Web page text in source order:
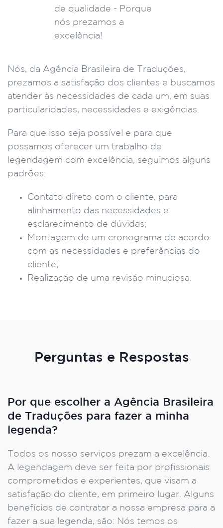
Nós, da Agência Brasileira de Traduções,
prezamos a satisfação dos clientes e buscamos
atender às necessidades de cada um, em suas
particularidades, necessidades e exigências.
Para que isso seja possível e para que
possamos oferecer um trabalho de
legendagem com excelência, seguimos alguns
padrões:
Contato direto com o cliente, para
alinhamento das necessidades e
esclarecimento de dúvidas;
Montagem de um cronograma de acordo
com as necessidades e preferências do
cliente;
Realização de uma revisão minuciosa.
Perguntas e Respostas
Por que escolher a Agência Brasileira
de Traduções para fazer a minha
legenda?
Todos os nosso serviços prezam a excelência.
A legendagem deve ser feita por profissionais
comprometidos e experientes, que visam a
satisfação do cliente, em primeiro lugar. Alguns
benefícios de contratar a nossa empresa para a
fazer a sua legenda, são: Nós temos os